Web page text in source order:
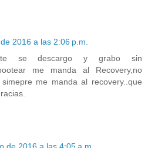
2016 a las 2:06 p.m.
se descargo y grabo sin
me manda al Recovery,no
me manda al recovery..que